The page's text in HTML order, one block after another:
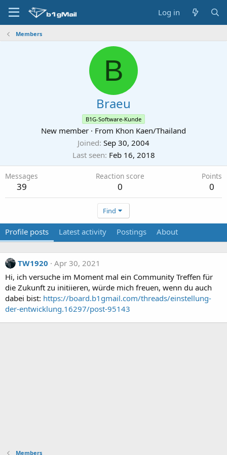
Log in
Members
B
Braeu
B1G-Software-Kunde
New member · From Khon Kaen/Thailand
Joined Sep 30, 2004
Last seen Feb 16, 2018
Messages
39
Reaction score
0
Points
0
Find
Profile posts Latest activity Postings About
TW1920
Apr 30, 2021
Hi, ich versuche im Moment mal ein Community Treffen für
die Zukunft zu initiieren, würde mich freuen, wenn du auch
dabei bist: https://board.b1gmail.com/threads/einstellung-
der-entwicklung.16297/post-95143
Members